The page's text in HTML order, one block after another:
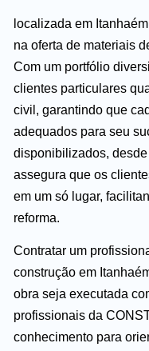
localizada em
na oferta de materiais
Com um portfólio
clientes particulares
civil, garantindo que
adequados para seu
disponibilizados,
assegura que os
em um só lugar,
reforma.
Contratar um
construção em
obra seja executada
profissionais da
conhecimento para